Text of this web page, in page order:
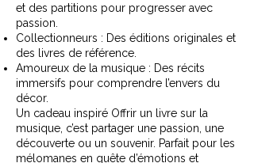
et des partitions pour progresser avec
passion.
Collectionneurs : Des éditions originales et
des livres de référence.
Amoureux de la musique : Des récits
immersifs pour comprendre l’envers du
décor.
Un cadeau inspiré Offrir un livre sur la
musique, c’est partager une passion, une
découverte ou un souvenir. Parfait pour les
mélomanes en quête d’émotions et